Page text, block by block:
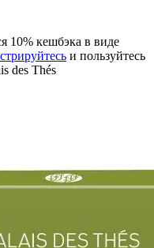
10% кешбэка в виде
и пользуйтесь
des Thés